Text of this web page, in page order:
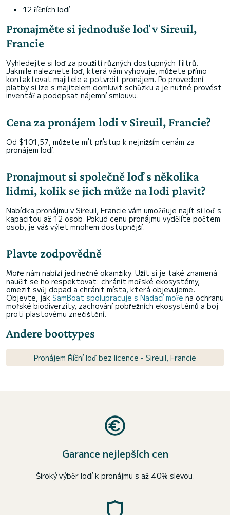
12 říčních lodí
Pronajměte si jednoduše loď v Sireuil,
Francie
Vyhledejte si loď za použití různých dostupných filtrů.
Jakmile naleznete loď, která vám vyhovuje, můžete přímo
kontaktovat majitele a potvrdit pronájem. Po provedení
platby si lze s majitelem domluvit schůzku a je nutné provést
inventář a podepsat nájemní smlouvu.
Cena za pronájem lodi v Sireuil, Francie?
Od $101,57, můžete mít přístup k nejnižším cenám za
pronájem lodí.
Pronajmout si společně loď s několika
lidmi, kolik se jich může na lodi plavit?
Nabídka pronájmu v Sireuil, Francie vám umožňuje najít si loď s
kapacitou až 12 osob. Pokud cenu pronájmu vydělíte počtem
osob, je váš výlet mnohem dostupnější.
Plavte zodpovědně
Moře nám nabízí jedinečné okamžiky. Užít si je také znamená
naučit se ho respektovat: chránit mořské ekosystémy,
omezit svůj dopad a chránit místa, která objevujeme.
Objevte, jak SamBoat spolupracuje s Nadací moře na ochranu
mořské biodiverzity, zachování pobřežních ekosystémů a boj
proti plastovému znečištění.
Andere boottypes
Pronájem Říční loď bez licence - Sireuil, Francie
Garance nejlepších cen
Široký výběr lodí k pronájmu s až 40% slevou.